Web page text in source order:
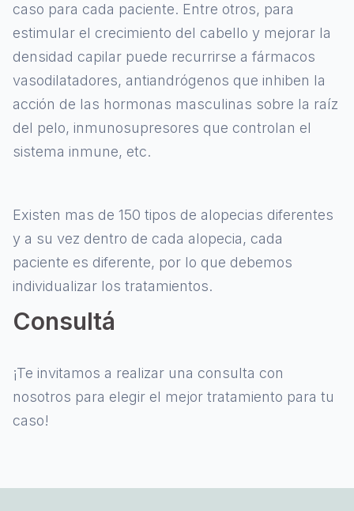
caso para cada paciente. Entre otros, para
estimular el crecimiento del cabello y mejorar la
densidad capilar puede recurrirse a fármacos
vasodilatadores, antiandrógenos que inhiben la
acción de las hormonas masculinas sobre la raíz
del pelo, inmunosupresores que controlan el
sistema inmune, etc.
Existen mas de 150 tipos de alopecias diferentes
y a su vez dentro de cada alopecia, cada
paciente es diferente, por lo que debemos
individualizar los tratamientos.
Consultá
¡Te invitamos a realizar una consulta con
nosotros para elegir el mejor tratamiento para tu
caso!